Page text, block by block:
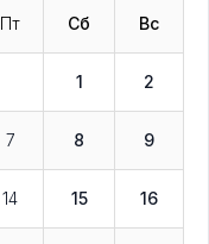
Пт Сб Вс
1 2
7 8 9
14 15 16